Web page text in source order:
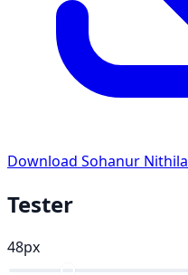
Download Sohanur Nithila
Tester
48px